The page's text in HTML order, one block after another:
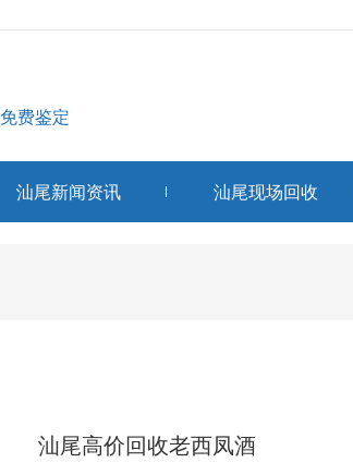
免费鉴定
汕尾新闻资讯 汕尾现场回收
汕尾高价回收老西凤酒